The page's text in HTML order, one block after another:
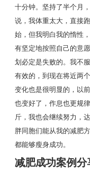
十分钟。坚持了半个月
说，我体重太大，直接
始，但我明白我的惰性
有坚定地按照自己的意
划必定是失败的。我不
有效的，到现在将近两
变化也是很明显的，以
也变好了，作息也更规
斤，我也会继续努力，
胖同胞们能从我的减肥
都能够瘦身成功。
减肥成功案例分